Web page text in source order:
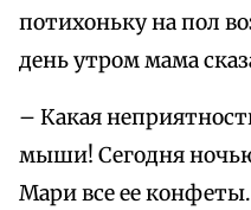
потихоньку на пол
день утром мама
– Какая
мыши! Сегодня
Мари все ее конфеты.